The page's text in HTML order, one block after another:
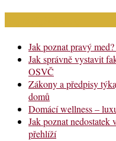
Jak poznat pravý
Jak správně vystavit
OSVČ
Zákony a předpisy
domů
Domácí wellness –
Jak poznat
přehlíží